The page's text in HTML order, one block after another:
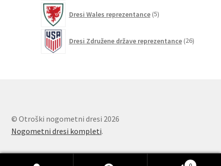
Dresi Wales reprezentance 5izdelkov
Dresi Združene države reprezentance 26izdelkov
© Otroški nogometni dresi 2026
Nogometni dresi kompleti.